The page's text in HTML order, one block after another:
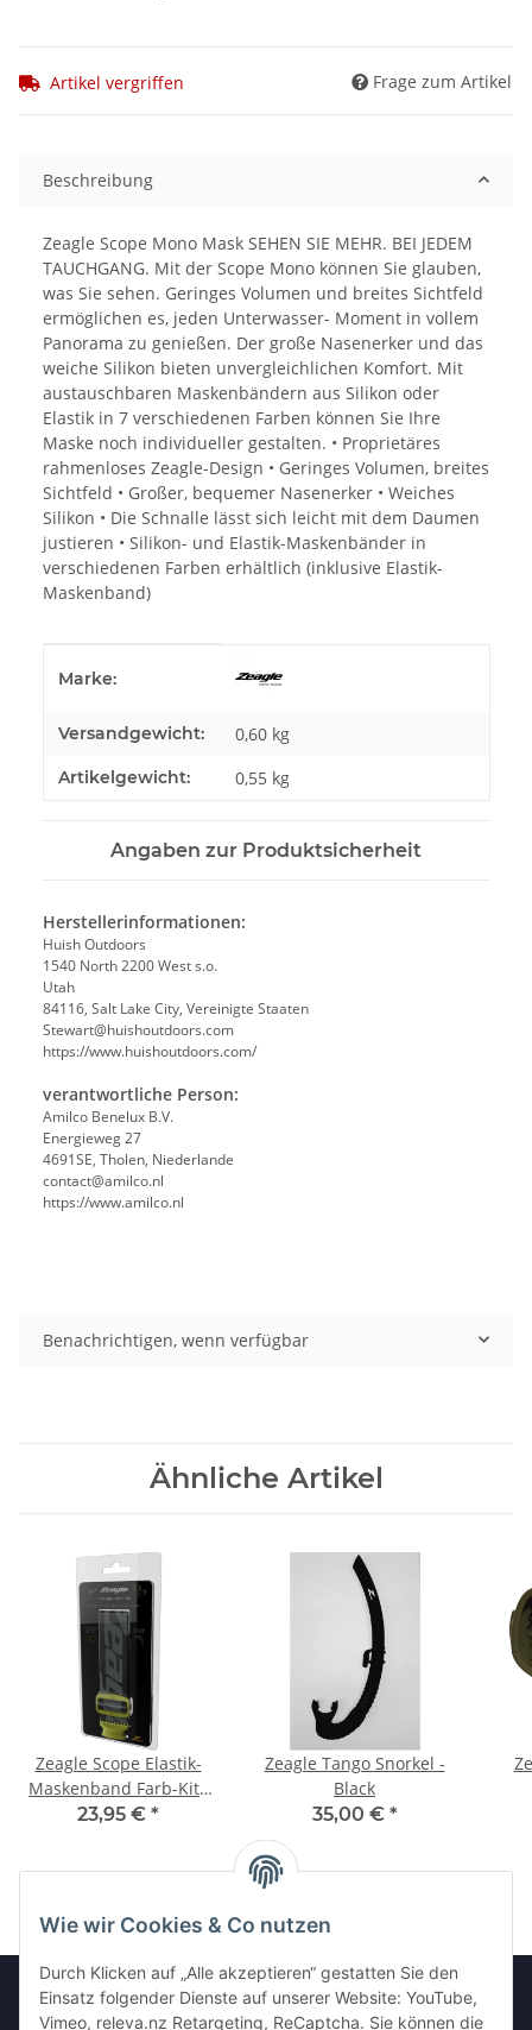
Wie wir Cookies & Co nutzen
Durch Klicken auf „Alle akzeptieren“ gestatten Sie den
Einsatz folgender Dienste auf unserer Website: YouTube,
Vimeo, releva.nz Retargeting, ReCaptcha. Sie können die
Artikel vergriffen Frage zum Artikel
Beschreibung
Zeagle Scope Mono Mask SEHEN SIE MEHR. BEI JEDEM
TAUCHGANG. Mit der Scope Mono können Sie glauben,
was Sie sehen. Geringes Volumen und breites Sichtfeld
ermöglichen es, jeden Unterwasser- Moment in vollem
Panorama zu genießen. Der große Nasenerker und das
weiche Silikon bieten unvergleichlichen Komfort. Mit
austauschbaren Maskenbändern aus Silikon oder
Elastik in 7 verschiedenen Farben können Sie Ihre
Maske noch individueller gestalten. • Proprietäres
rahmenloses Zeagle-Design • Geringes Volumen, breites
Sichtfeld • Großer, bequemer Nasenerker • Weiches
Silikon • Die Schnalle lässt sich leicht mit dem Daumen
justieren • Silikon- und Elastik-Maskenbänder in
verschiedenen Farben erhältlich (inklusive Elastik-
Maskenband)
Marke:
Versandgewicht: 0,60 kg
Artikelgewicht: 0,55 kg
Angaben zur Produktsicherheit
Herstellerinformationen:
Huish Outdoors
1540 North 2200 West s.o.
Utah
84116, Salt Lake City, Vereinigte Staaten
Stewart@huishoutdoors.com
https://www.huishoutdoors.com/
verantwortliche Person:
Amilco Benelux B.V.
Energieweg 27
4691SE, Tholen, Niederlande
contact@amilco.nl
https://www.amilco.nl
Benachrichtigen, wenn verfügbar
Ähnliche Artikel
Zeagle Scope Elastik-
Maskenband Farb-Kits
gelb ELASTIC STRAP
23,95 € *
Zeagle Tango Snorkel -
Black
35,00 € *